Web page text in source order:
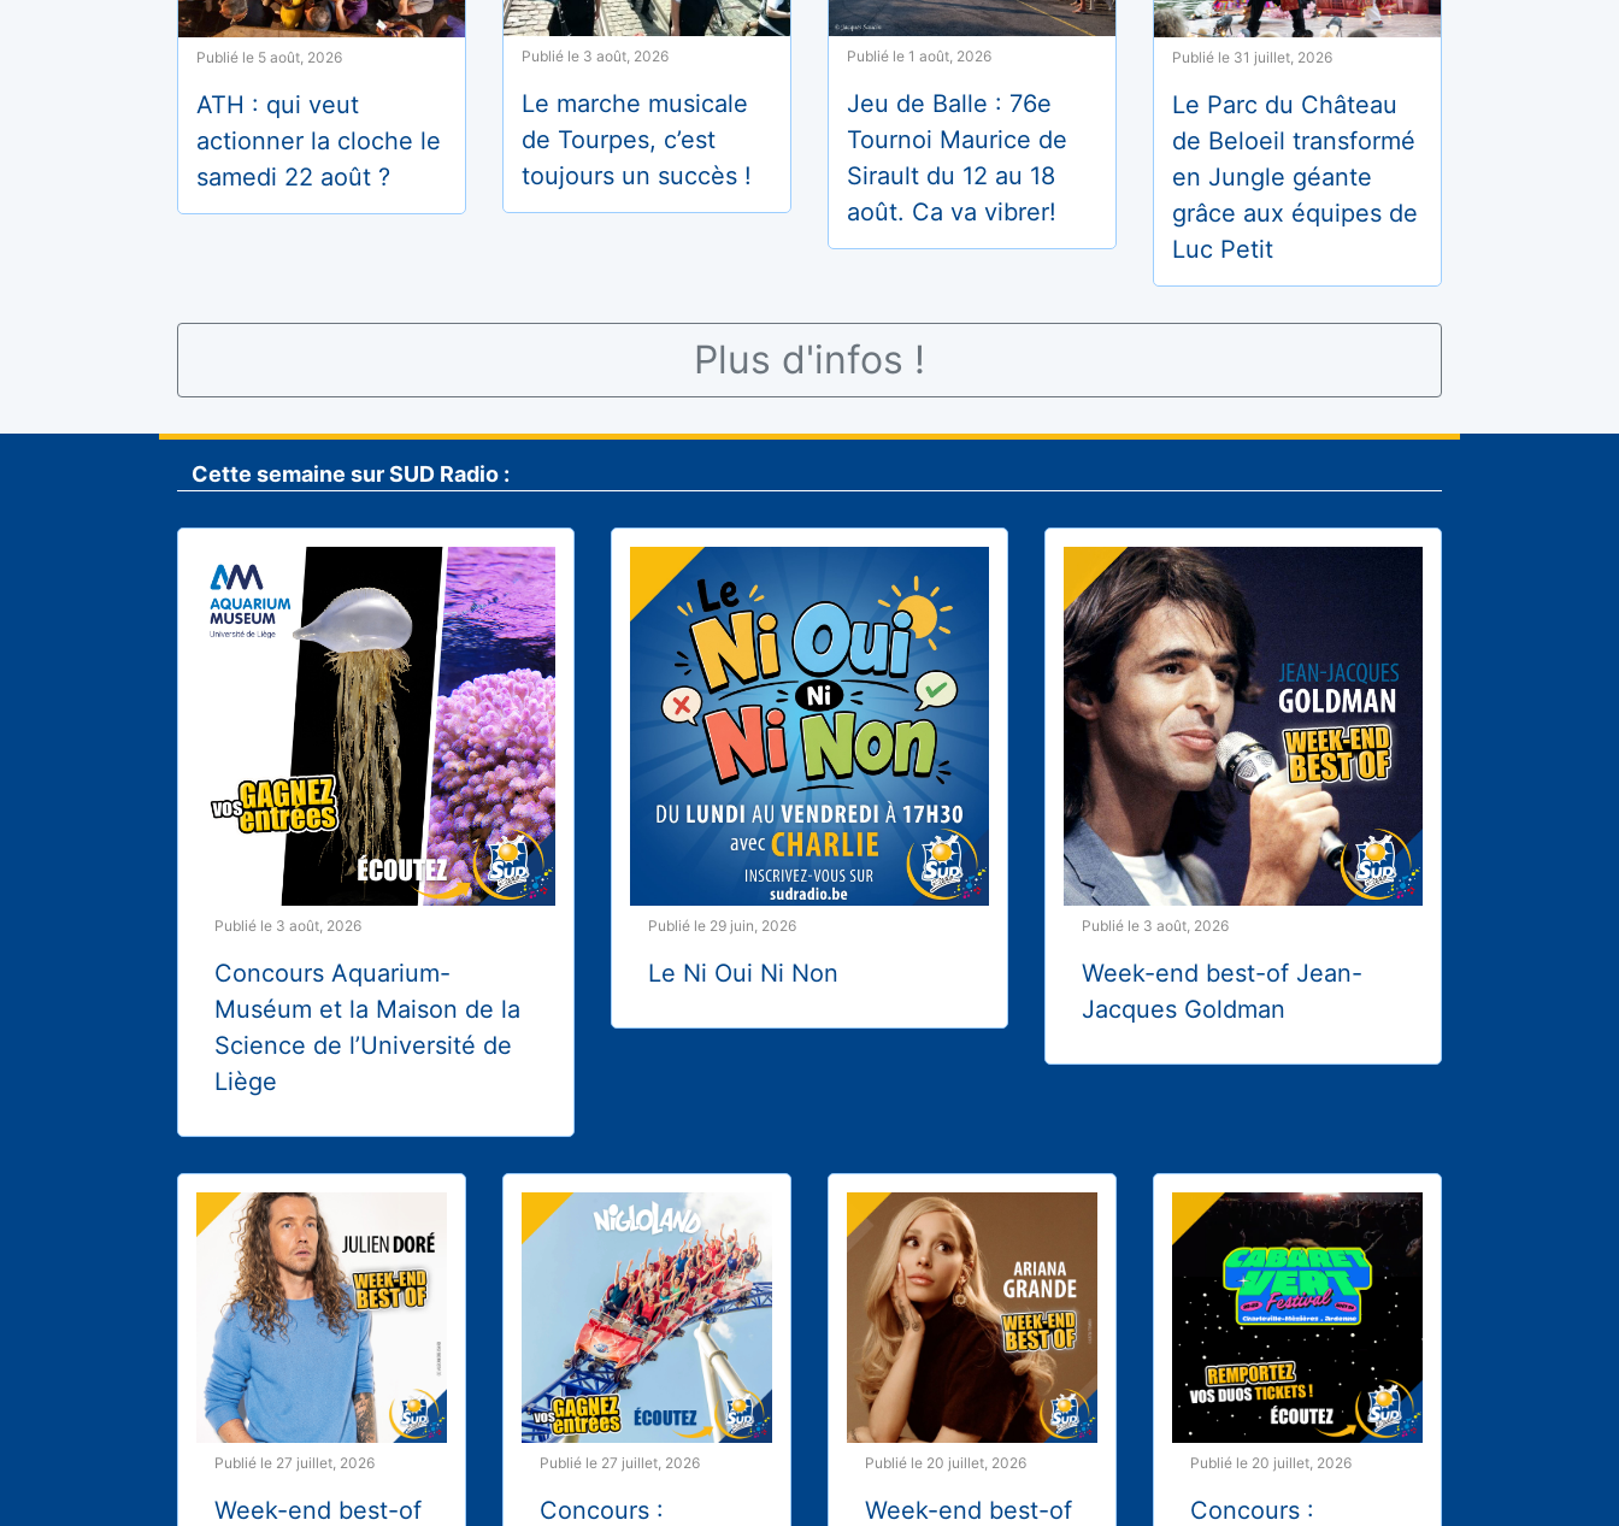
Publié le 5 août, 2026
ATH : qui veut
actionner la cloche le
samedi 22 août ?
Publié le 3 août, 2026
Le marche musicale
de Tourpes, c’est
toujours un succès !
Publié le 1 août, 2026
Jeu de Balle : 76e
Tournoi Maurice de
Sirault du 12 au 18
août. Ca va vibrer!
Publié le 31 juillet, 2026
Le Parc du Château
de Beloeil transformé
en Jungle géante
grâce aux équipes de
Luc Petit
Plus d'infos !
Cette semaine sur SUD Radio :
Publié le 3 août, 2026
Concours Aquarium-
Muséum et la Maison de la
Science de l’Université de
Liège
Publié le 29 juin, 2026
Le Ni Oui Ni Non
Publié le 3 août, 2026
Week-end best-of Jean-
Jacques Goldman
Publié le 27 juillet, 2026
Week-end best-of
Publié le 27 juillet, 2026
Concours :
Publié le 20 juillet, 2026
Week-end best-of
Publié le 20 juillet, 2026
Concours :